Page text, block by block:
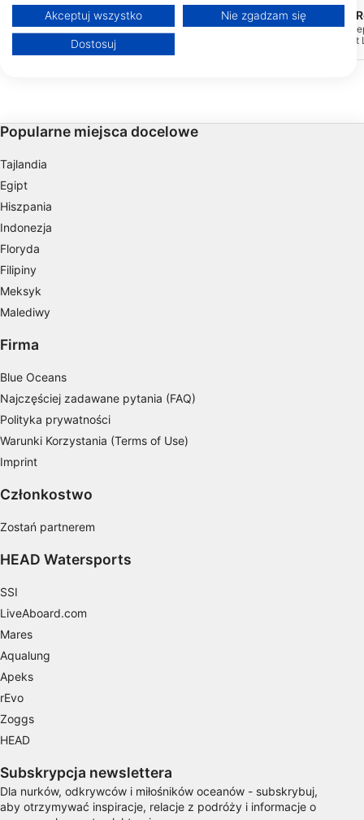
Whaler’s Cove(★4.2)
Whaler's Cove to najpopularniejsze
miejsce nurkowe w Point Lobos,
oferujące niewiarygodnie bogate i
Point Lobos State
Bluefish Cove jest
do nurkowania w
pływanie z rampy za
Popularne miejsca docelowe
Tajlandia
Egipt
Hiszpania
Indonezja
Floryda
Filipiny
Meksyk
Malediwy
Firma
Blue Oceans
Najczęściej zadawane pytania (FAQ)
Polityka prywatności
Warunki Korzystania (Terms of Use)
Imprint
Członkostwo
Zostań partnerem
HEAD Watersports
SSI
LiveAboard.com
Mares
Aqualung
Apeks
rEvo
Zoggs
HEAD
Subskrypcja newslettera
Dla nurków, odkrywców i miłośników oceanów - subskrybuj,
aby otrzymywać inspiracje, relacje z podróży i informacje o
kombinacji danych z różnych źródeł. Opracowywanie i ulepszanie usług.
Wykorzystywanie ograniczonych danych do wyboru treści
Więcej informacji na temat wykorzystania danych przez Google można
znaleźć tutaj: https://business.safety.google/privacy/
Używamy Twoich danych w następujących celach:
Cele przetwarzania IAB:
Przechowywanie informacji na urządzeniu
lub dostęp do nich
Wykorzystywanie ograniczonych danych do
wyboru reklam
spersonalizowanych reklam
Wykorzystanie profili do wyboru
Wykorzystywanie profili w celu doboru
spersonalizowanych treści
Pomiar efektywności reklam
Rozumienie odbiorców dzięki statystyce lub
Rozwój i ulepszanie usług
Użycie dokładnych danych
geolokalizacyjnych
Cele przetwarzania inne niż IAB:
Niezbędne
Wydajność (Performance)
Akceptuj wszystko Nie zgadzam się
Dostosuj